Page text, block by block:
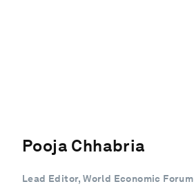
Pooja Chhabria
Lead Editor, World Economic Forum